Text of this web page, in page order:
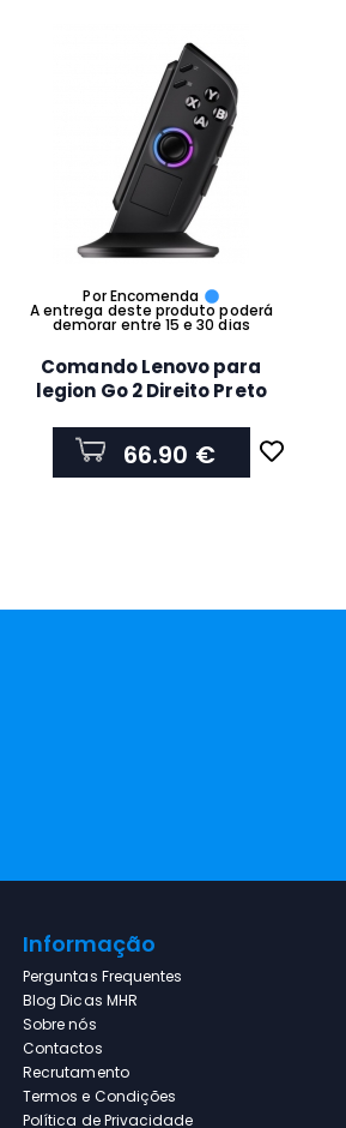
Por Encomenda
A entrega deste produto poderá
demorar entre 15 e 30 dias
Comando Lenovo para
legion Go 2 Direito Preto
66.90 €
Informação
Perguntas Frequentes
Blog Dicas MHR
Sobre nós
Contactos
Recrutamento
Termos e Condições
Política de Privacidade